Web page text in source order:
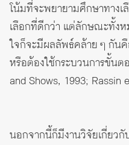
โน้มที่จะพยายามศึกษาทางเ
เลือกที่ดีกว่า แต่ลักษณะทั้ง
ใจก็จะมีผลลัพธ์คล้าย ๆ กัน
หรือต้องใช้กระบวนการขั้นต
and Shows, 1993; Rassin
นอกจากนี้ก็มีงานวิจัยเกี่ยว